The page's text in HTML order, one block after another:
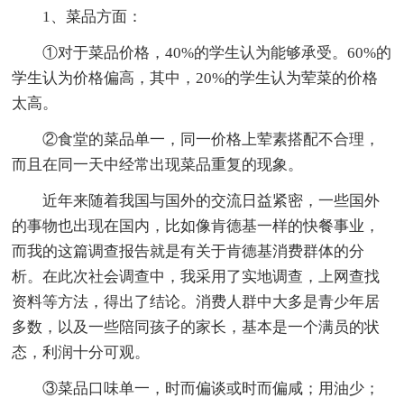
1、菜品方面：
①对于菜品价格，40%的学生认为能够承受。60%的
学生认为价格偏高，其中，20%的学生认为荤菜的价格
太高。
②食堂的菜品单一，同一价格上荤素搭配不合理，
而且在同一天中经常出现菜品重复的现象。
近年来随着我国与国外的交流日益紧密，一些国外
的事物也出现在国内，比如像肯德基一样的快餐事业，
而我的这篇调查报告就是有关于肯德基消费群体的分
析。在此次社会调查中，我采用了实地调查，上网查找
资料等方法，得出了结论。消费人群中大多是青少年居
多数，以及一些陪同孩子的家长，基本是一个满员的状
态，利润十分可观。
③菜品口味单一，时而偏谈或时而偏咸；用油少；